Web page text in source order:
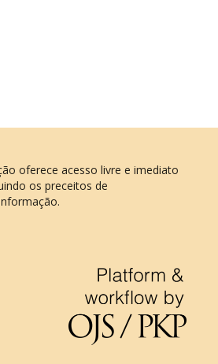
oferece acesso livre e imediato
os preceitos de